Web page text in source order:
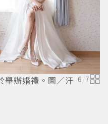
舉辦婚禮。圖／汗 6 /7